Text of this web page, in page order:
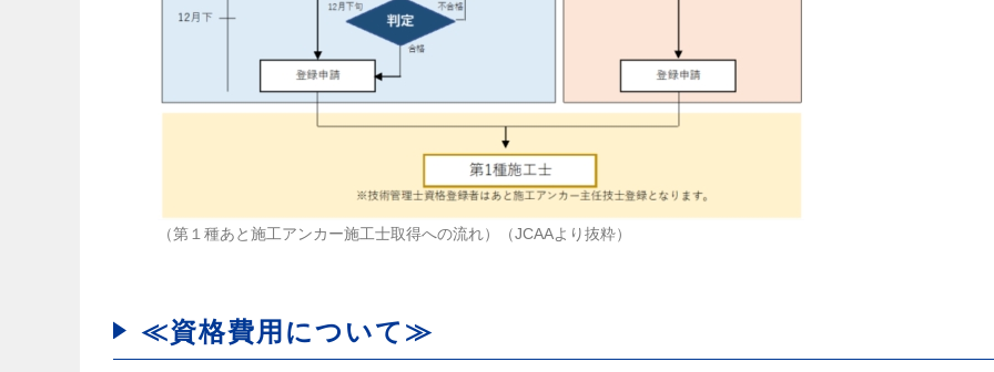
（第１種あと施工アンカー施工士取得への流れ）（JCAAより抜粋）
≪資格費用について≫